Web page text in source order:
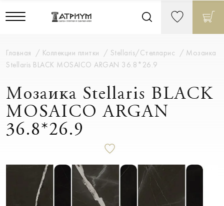
Главная Коллекции плитки Stellaris/Стелларис
Мозаика
Stellaris BLACK MOSAICO ARGAN 36.8*26.9
Мозаика Stellaris BLACK
MOSAICO ARGAN
36.8*26.9